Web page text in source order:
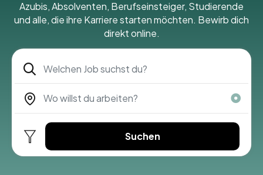
Azubis, Absolventen, Berufseinsteiger, Studierende
und alle, die ihre Karriere starten möchten. Bewirb dich
direkt online.
Suchen